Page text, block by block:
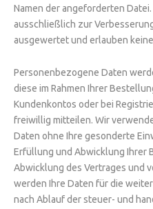
Namen der angeforderten
ausschließlich zur
ausgewertet und erlauben
Personenbezogene Daten
diese im Rahmen Ihrer
Kundenkontos oder bei
freiwillig mitteilen. Wir
Daten ohne Ihre gesonderte
Erfüllung und Abwicklung Ihrer
Abwicklung des Vertrages und
werden Ihre Daten für die
nach Ablauf der steuer- und